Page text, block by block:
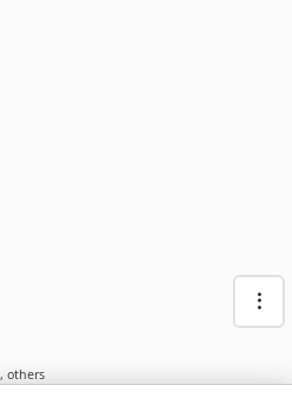
, others